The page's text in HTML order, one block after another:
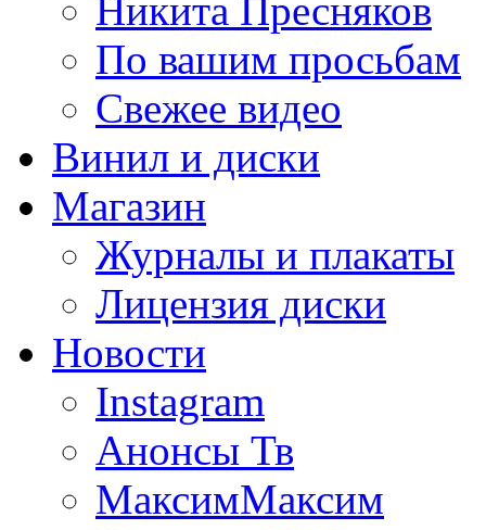
Никита Пресняков
По вашим просьбам
Свежее видео
Винил и диски
Магазин
Журналы и плакаты
Лицензия диски
Новости
Instagram
Анонсы Тв
МаксимМаксим